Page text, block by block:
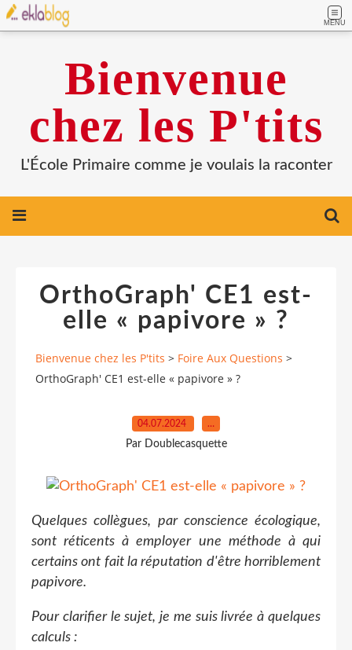
MENU
Bienvenue
chez les P'tits
L'École Primaire comme je voulais la raconter
OrthoGraph' CE1 est-
elle « papivore » ?
Bienvenue chez les P'tits > Foire Aux Questions >
OrthoGraph' CE1 est-elle « papivore » ?
04.07.2024 …
Par Doublecasquette
Quelques collègues, par conscience écologique,
sont réticents à employer une méthode à qui
certains ont fait la réputation d'être horriblement
papivore.
Pour clarifier le sujet, je me suis livrée à quelques
calculs :